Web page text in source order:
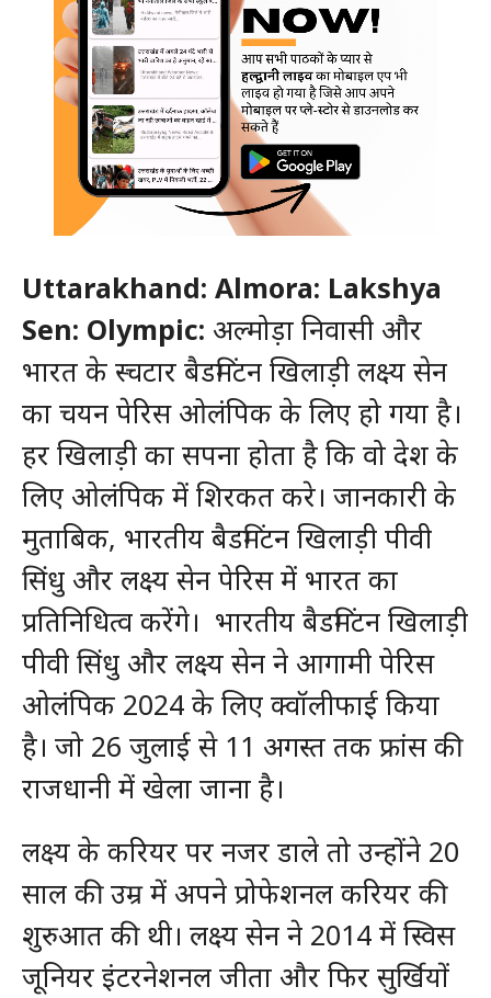
Uttarakhand: Almora: Lakshya
Sen: Olympic: अल्मोड़ा निवासी और
भारत के स्चटार बैडमिंटन खिलाड़ी लक्ष्य सेन
का चयन पेरिस ओलंपिक के लिए हो गया है।
हर खिलाड़ी का सपना होता है कि वो देश के
लिए ओलंपिक में शिरकत करे। जानकारी के
मुताबिक, भारतीय बैडमिंटन खिलाड़ी पीवी
सिंधु और लक्ष्य सेन पेरिस में भारत का
प्रतिनिधित्व करेंगे। भारतीय बैडमिंटन खिलाड़ी
पीवी सिंधु और लक्ष्य सेन ने आगामी पेरिस
ओलंपिक 2024 के लिए क्वॉलीफाई किया
है। जो 26 जुलाई से 11 अगस्त तक फ्रांस की
राजधानी में खेला जाना है।
लक्ष्य के करियर पर नजर डाले तो उन्होंने 20
साल की उम्र में अपने प्रोफेशनल करियर की
शुरुआत की थी। लक्ष्य सेन ने 2014 में स्विस
जूनियर इंटरनेशनल जीता और फिर सुर्खियों